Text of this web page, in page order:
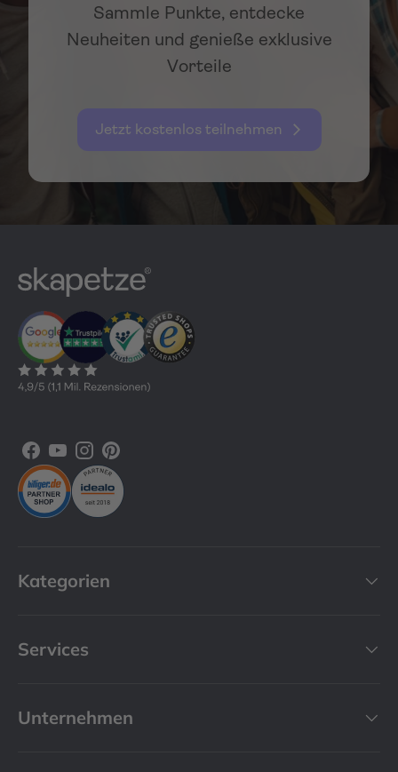
Sammle Punkte, entdecke
Neuheiten und genieße exklusive
Vorteile
Jetzt kostenlos teilnehmen
Facebook
YouTubeInstagram
Pinterest
Kategorien
Services
Unternehmen